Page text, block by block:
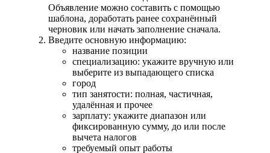
Объявление можно составить с помощью
шаблона, доработать ранее сохранённый
черновик или начать заполнение сначала.
Введите основную информацию:
название позиции
специализацию: укажите вручную или
выберите из выпадающего списка
город
тип занятости: полная, частичная,
удалённая и прочее
зарплату: укажите диапазон или
фиксированную сумму, до или после
вычета налогов
требуемый опыт работы